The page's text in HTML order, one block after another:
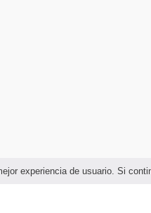
experiencia de usuario. Si